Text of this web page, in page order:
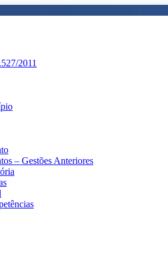
2011
– Gestões Anteriores